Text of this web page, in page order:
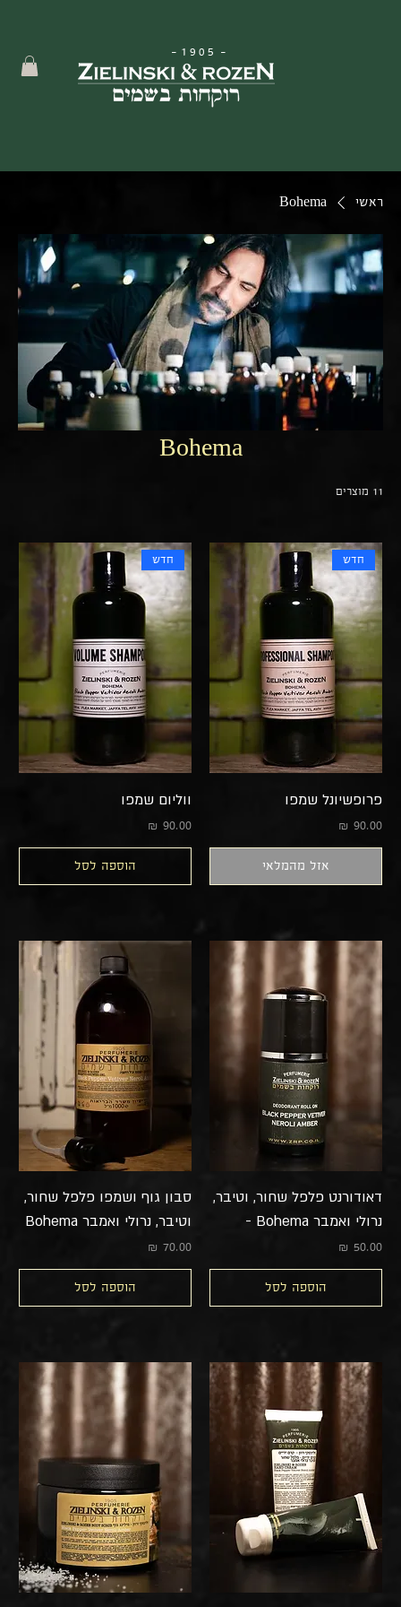
- 1905 -
ראשי Bohema
Bohema
11 מוצרים
חדש
פרופשיונל שמפו
מחיר
אזל מהמלאי
חדש
ווליום שמפו
מחיר
הוספה לסל
דאודורנט פלפל שחור, וטיבר,
נרולי ואמבר Bohema -
מחיר
הוספה לסל
סבון גוף ושמפו פלפל שחור,
וטיבר, נרולי ואמבר Bohema
מחיר
הוספה לסל